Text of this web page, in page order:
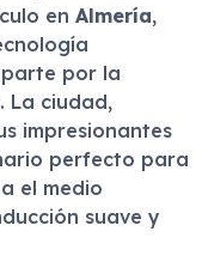
en Almería,
por la
La ciudad,
impresionantes
perfecto para
el medio
suave y